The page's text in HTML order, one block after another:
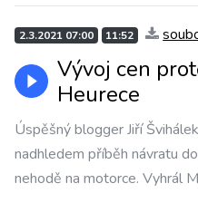
2.3.2021 07:00 11:52
Vývoj cen
Heurece
Úspěšný blogger Jiří
nadhledem příběh návratu
nehodě na motorce. Vyhrál